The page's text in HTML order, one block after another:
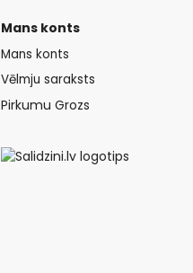
Mans konts
Mans konts
Vēlmju saraksts
Pirkumu Grozs